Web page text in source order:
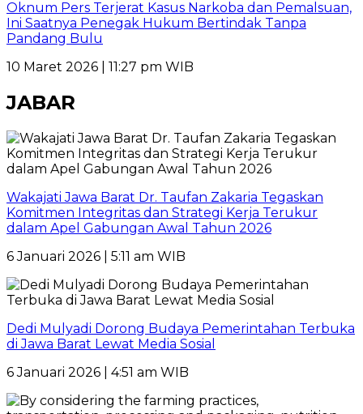
Oknum Pers Terjerat Kasus Narkoba dan Pemalsuan,
Ini Saatnya Penegak Hukum Bertindak Tanpa
Pandang Bulu
10 Maret 2026 | 11:27 pm WIB
JABAR
Wakajati Jawa Barat Dr. Taufan Zakaria Tegaskan
Komitmen Integritas dan Strategi Kerja Terukur
dalam Apel Gabungan Awal Tahun 2026
6 Januari 2026 | 5:11 am WIB
Dedi Mulyadi Dorong Budaya Pemerintahan Terbuka
di Jawa Barat Lewat Media Sosial
6 Januari 2026 | 4:51 am WIB